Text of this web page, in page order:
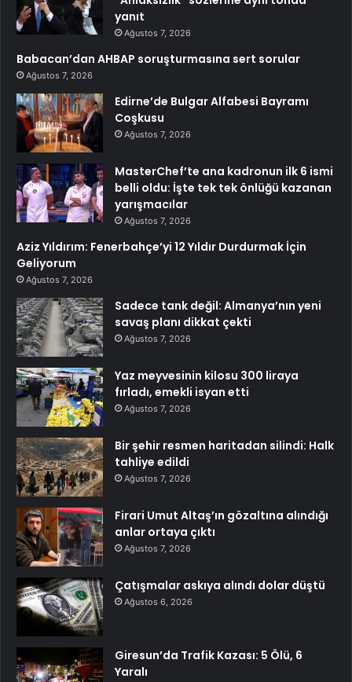
yanıt
Ağustos 7, 2026
Babacan’dan AHBAP soruşturmasına sert sorular
Ağustos 7, 2026
Edirne’de Bulgar Alfabesi Bayramı
Coşkusu
Ağustos 7, 2026
MasterChef’te ana kadronun ilk 6 ismi
belli oldu: İşte tek tek önlüğü kazanan
yarışmacılar
Ağustos 7, 2026
Aziz Yıldırım: Fenerbahçe’yi 12 Yıldır Durdurmak İçin
Geliyorum
Ağustos 7, 2026
Sadece tank değil: Almanya’nın yeni
savaş planı dikkat çekti
Ağustos 7, 2026
Yaz meyvesinin kilosu 300 liraya
fırladı, emekli isyan etti
Ağustos 7, 2026
Bir şehir resmen haritadan silindi: Halk
tahliye edildi
Ağustos 7, 2026
Firari Umut Altaş’ın gözaltına alındığı
anlar ortaya çıktı
Ağustos 7, 2026
Çatışmalar askıya alındı dolar düştü
Ağustos 6, 2026
Giresun’da Trafik Kazası: 5 Ölü, 6
Yaralı